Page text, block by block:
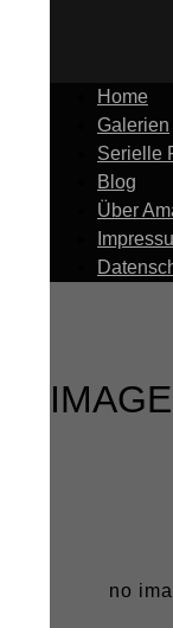
Home
Galerien
Serielle
Blog
Über
no